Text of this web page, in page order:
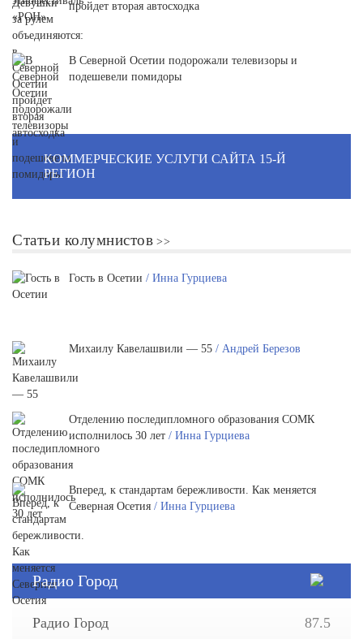
пройдет вторая автосходка
В Северной Осетии подорожали телевизоры и
подешевели помидоры
КОММЕРЧЕСКИЕ УСЛУГИ САЙТА 15-Й
РЕГИОН
Статьи колумнистов
Гость в Осетии / Инна Гурциева
Михаилу Кавелашвили — 55 / Андрей Березов
Отделению последипломного образования СОМК
исполнилось 30 лет / Инна Гурциева
Вперед, к стандартам бережливости. Как меняется
Северная Осетия / Инна Гурциева
Радио Город
Радио Город
87.5